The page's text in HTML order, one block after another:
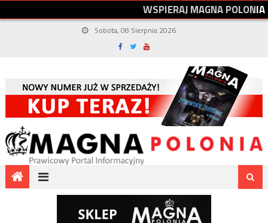
WSPIERAJMAGNAPOLONIA
Sobota, 08 Sierpnia 2026